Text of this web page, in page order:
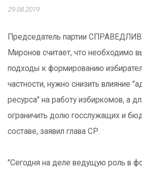
29.08.2019
Председатель партии
Миронов считает, что необходимо
подходы к формированию
частности, нужно снизить влияние
ресурса" на работу избиркомов, а
ограничить долю госслужащих и
составе, заявил глава СР.
"Сегодня на деле ведущую роль в